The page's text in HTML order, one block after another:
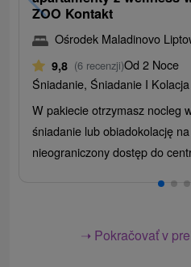
ZOO Kontakt
Ośrodek Maladinovo
9,8 (6 recenzji)Od 2 Noce
Śniadanie, Śniadanie I Kolacja
W pakiecie otrzymasz nocleg
śniadanie lub obiadokolację
nieograniczony dostęp do
➝ Pokračovať v